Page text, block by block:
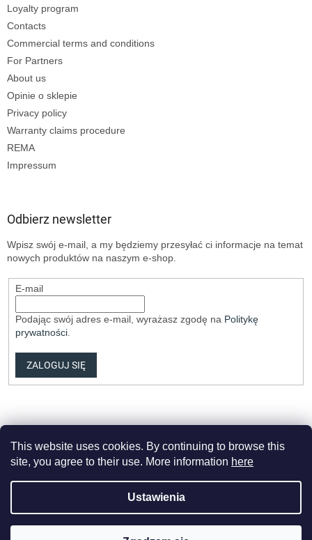
This website uses cookies. By continuing to browse this
site, you agree to their use. More information here
Ustawienia
Loyalty program
Contacts
Commercial terms and conditions
For Partners
About us
Opinie o sklepie
Privacy policy
Warranty claims procedure
REMA
Impressum
Odbierz newsletter
Wpisz swój e-mail, a my będziemy przesyłać ci informacje na temat
nowych produktów na naszym e-shop.
E-mail
Podając swój adres e-mail, wyrażasz zgodę na Politykę
prywatności.
ZALOGUJ SIĘ